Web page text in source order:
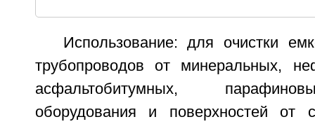
Использование: для очистки
трубопроводов от минеральных,
асфальтобитумных,
оборудования и поверхностей